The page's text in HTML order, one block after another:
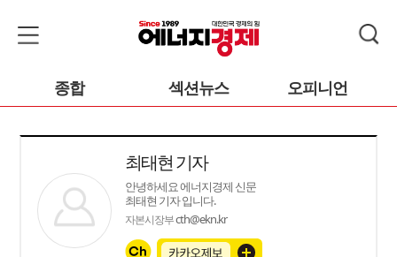
종합 섹션뉴스 오피니언
최태현 기자
안녕하세요 에너지경제 신문
최태현 기자 입니다.
자본시장부cth@ekn.kr